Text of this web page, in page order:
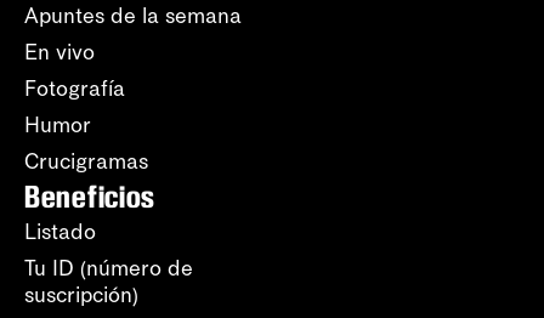
Apuntes de la semana
En vivo
Fotografía
Humor
Crucigramas
Beneficios
Listado
Tu ID (número de
suscripción)